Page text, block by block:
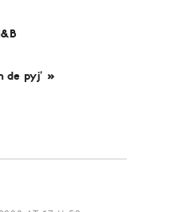
de pyj’ »